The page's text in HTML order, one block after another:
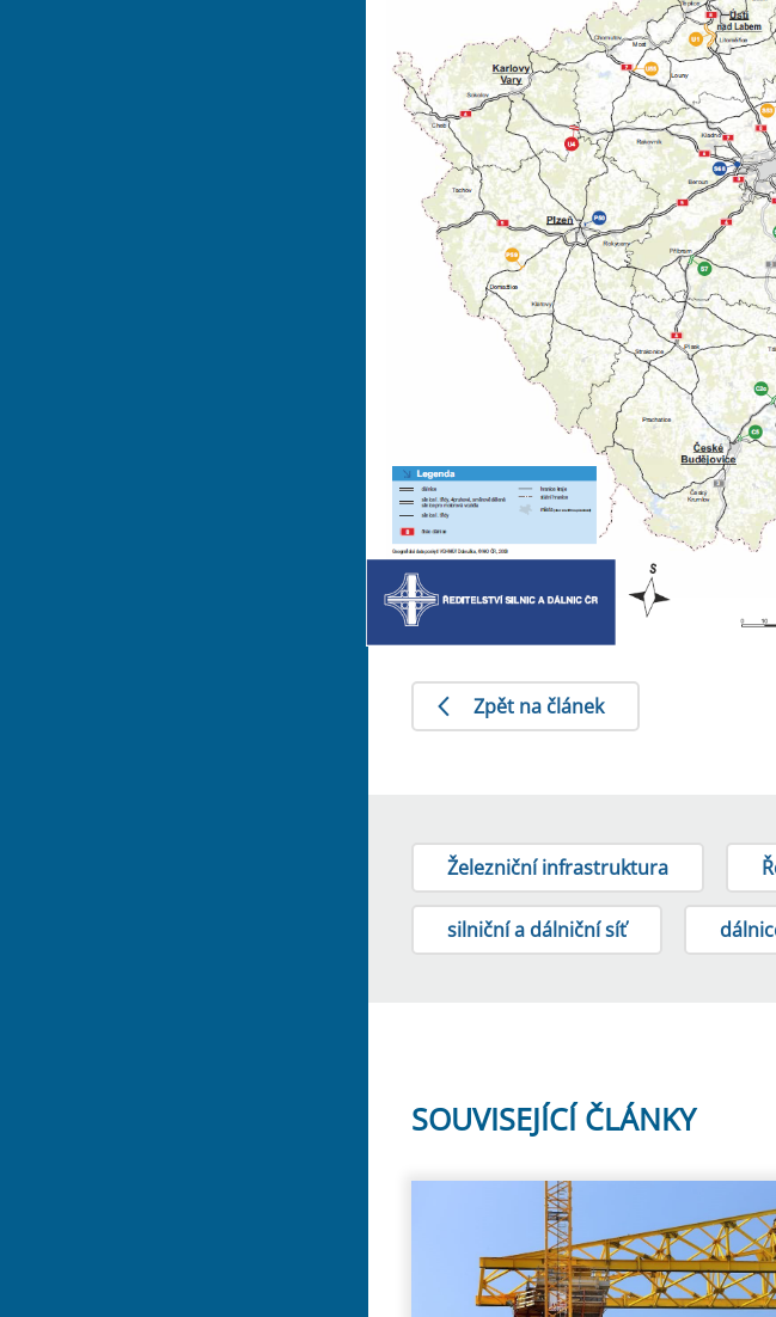
Zpět na článek
Železniční infrastruktura
silniční a dálniční síť
SOUVISEJÍCÍ ČLÁNKY